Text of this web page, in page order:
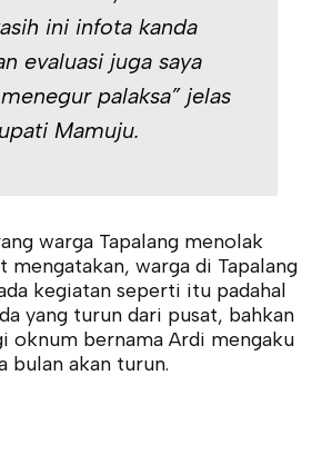
ini infota kanda
evaluasi juga saya
palaksa” jelas
Mamuju.
warga Tapalang menolak
mengatakan, warga di Tapalang
kegiatan seperti itu padahal
yang turun dari pusat, bahkan
oknum bernama Ardi mengaku
bulan akan turun.